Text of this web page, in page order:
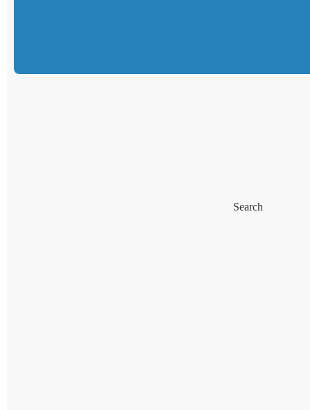
Search